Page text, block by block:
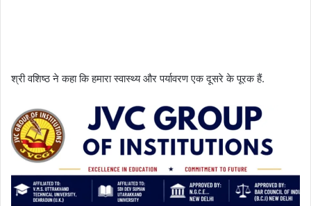
श्री वशिष्ठ ने कहा कि हमारा स्वास्थ्य और पर्यावरण एक दूसरे के पूरक हैं.